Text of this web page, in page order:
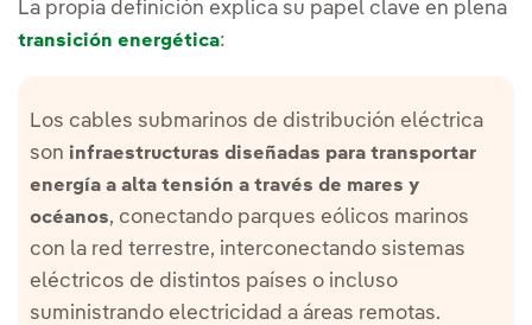
La propia definición explica su papel clave en plena
transición energética:
Los cables submarinos de distribución eléctrica
son infraestructuras diseñadas para transportar
energía a alta tensión a través de mares y
océanos, conectando parques eólicos marinos
con la red terrestre, interconectando sistemas
eléctricos de distintos países o incluso
suministrando electricidad a áreas remotas.